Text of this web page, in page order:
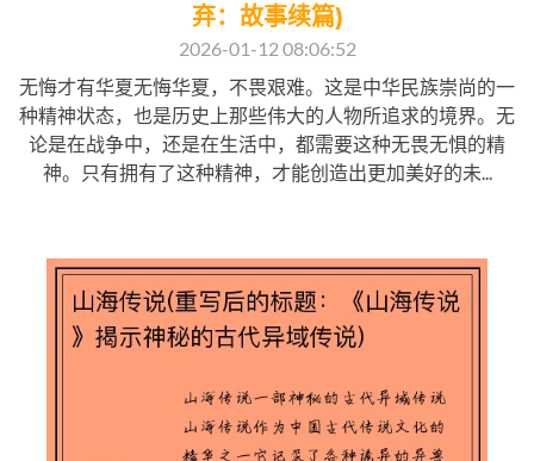
弃：故事续篇)
2026-01-12 08:06:52
无悔才有华夏无悔华夏，不畏艰难。这是中华民族崇尚的一
种精神状态，也是历史上那些伟大的人物所追求的境界。无
论是在战争中，还是在生活中，都需要这种无畏无惧的精
神。只有拥有了这种精神，才能创造出更加美好的未...